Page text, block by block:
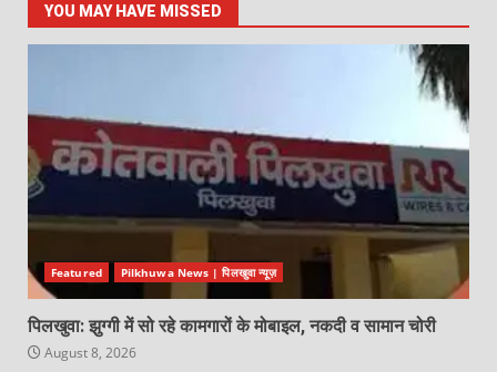
YOU MAY HAVE MISSED
Featured Pilkhuwa News | पिलखुवा न्यूज़
पिलखुवा: झुग्गी में सो रहे कामगारों के मोबाइल, नकदी व सामान चोरी
August 8, 2026